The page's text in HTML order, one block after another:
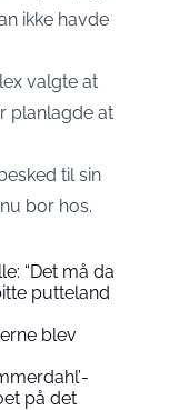
ikke havde
valgte at
planlagde at
til sin
bor hos.
“Det må da
putteland
blev
på det